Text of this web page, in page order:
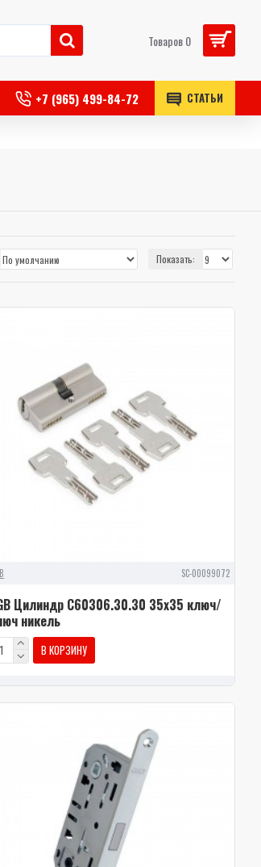
Товаров 0
+7 (965) 499-84-72 СТАТЬИ
Показать:
SC-00099072
Цилиндр C60306.30.30 35x35 ключ/
никель
В КОРЗИНУ